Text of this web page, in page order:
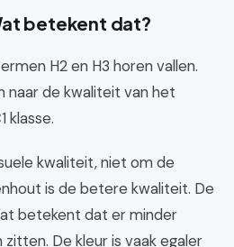
betekent dat?
H2 en H3 horen vallen.
naar de kwaliteit van het
klasse.
kwaliteit, niet om de
is de betere kwaliteit. De
betekent dat er minder
De kleur is vaak egaler